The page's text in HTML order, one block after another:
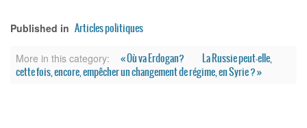
Published in Articles politiques
More in this category: « Où va Erdogan?
La Russie peut-elle,
cette fois, encore, empêcher un changement de régime, en Syrie ? »